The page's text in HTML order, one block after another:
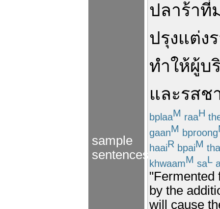
sample
sentences
ปลาร้าที่
ปรุงแต่ง
ทำให้ผู้บ
และรสช
bplaaM raaH
gaanM bproong
haaiR bpaiM
khwaamM saL
"Fermented
by the
will cause